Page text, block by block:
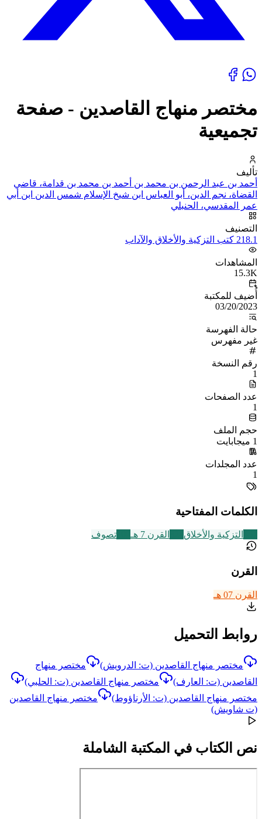
مختصر منهاج القاصدين - صفحة
تجميعية
تأليف
أحمد بن عبد الرحمن بن محمد بن أحمد بن محمد بن قدامة، قاضي
القضاة، نجم الدين، أبو العباس ابن شيخ الإسلام شمس الدين ابن أبي
عمر المقدسي، الحنبلي
التصنيف
218.1 كتب التزكية والأخلاق والآداب
المشاهدات
15.3K
أُضيف للمكتبة
03/20/2023
حالة الفهرسة
غير مفهرس
رقم النسخة
1
عدد الصفحات
1
حجم الملف
1 ميجابايت
عدد المجلدات
1
الكلمات المفتاحية
التزكية والأخلاق القرن 7 هـ تصوف
القرن
القرن 07 هـ
روابط التحميل
مختصر منهاج القاصدين (ت: الدرويش)
مختصر منهاج
القاصدين (ت: العارف)
مختصر منهاج القاصدين (ت: الحلبي)
مختصر منهاج القاصدين (ت: الأرناؤوط)
مختصر منهاج القاصدين
(ت شاويش)
نص الكتاب في المكتبة الشاملة